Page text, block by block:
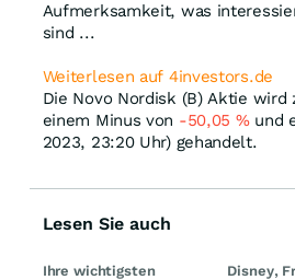
Aufmerksamkeit, was
sind ...
Weiterlesen auf 4investors.de
Die Novo Nordisk (B) Aktie
einem Minus von -50,05 %und
2023, 23:20 Uhr) gehandelt.
Lesen Sie auch
Ihre wichtigsten
Disney,